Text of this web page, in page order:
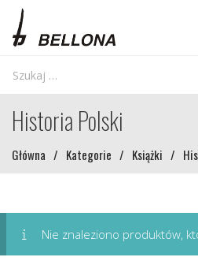
Historia Polski
Główna / Kategorie / Książki /
Nie znaleziono produktów,